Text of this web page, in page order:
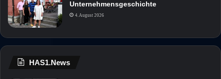
Unternehmensgeschichte
4. August 2026
HAS1.News